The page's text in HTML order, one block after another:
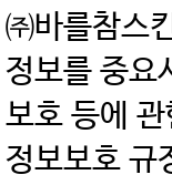
㈜바를참스
정보를 중요
보호 등에
정보보호 규